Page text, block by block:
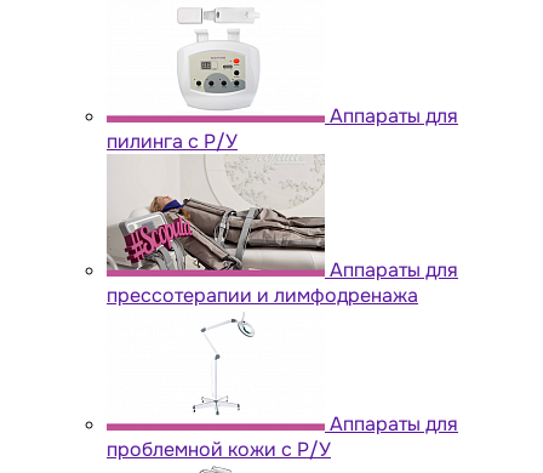
Аппараты для
пилинга с Р/У
Аппараты для
прессотерапии и лимфодренажа
Аппараты для
проблемной кожи с Р/У